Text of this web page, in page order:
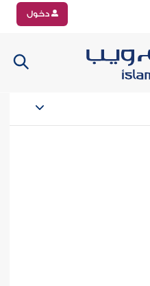
دخول